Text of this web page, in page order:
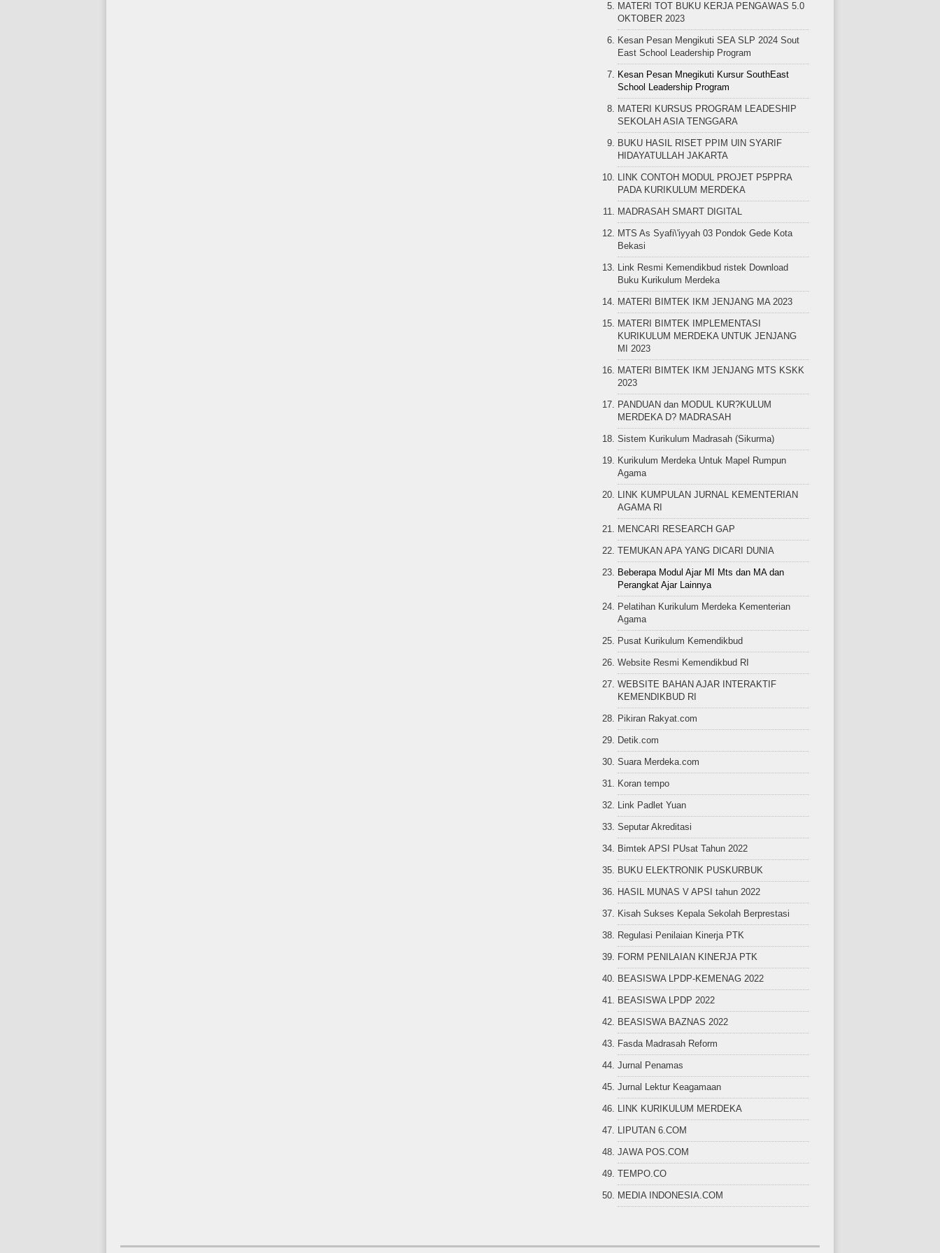
MATERI TOT BUKU KERJA PENGAWAS 5.0
OKTOBER 2023
Kesan Pesan Mengikuti SEA SLP 2024 Sout
East School Leadership Program
Kesan Pesan Mnegikuti Kursur SouthEast
School Leadership Program
MATERI KURSUS PROGRAM LEADESHIP
SEKOLAH ASIA TENGGARA
BUKU HASIL RISET PPIM UIN SYARIF
HIDAYATULLAH JAKARTA
LINK CONTOH MODUL PROJET P5PPRA
PADA KURIKULUM MERDEKA
MADRASAH SMART DIGITAL
MTS As Syafi\'iyyah 03 Pondok Gede Kota
Bekasi
Link Resmi Kemendikbud ristek Download
Buku Kurikulum Merdeka
MATERI BIMTEK IKM JENJANG MA 2023
MATERI BIMTEK IMPLEMENTASI
KURIKULUM MERDEKA UNTUK JENJANG
MI 2023
MATERI BIMTEK IKM JENJANG MTS KSKK
2023
PANDUAN dan MODUL KUR?KULUM
MERDEKA D? MADRASAH
Sistem Kurikulum Madrasah (Sikurma)
Kurikulum Merdeka Untuk Mapel Rumpun
Agama
LINK KUMPULAN JURNAL KEMENTERIAN
AGAMA RI
MENCARI RESEARCH GAP
TEMUKAN APA YANG DICARI DUNIA
Beberapa Modul Ajar MI Mts dan MA dan
Perangkat Ajar Lainnya
Pelatihan Kurikulum Merdeka Kementerian
Agama
Pusat Kurikulum Kemendikbud
Website Resmi Kemendikbud RI
WEBSITE BAHAN AJAR INTERAKTIF
KEMENDIKBUD RI
Pikiran Rakyat.com
Detik.com
Suara Merdeka.com
Koran tempo
Link Padlet Yuan
Seputar Akreditasi
Bimtek APSI PUsat Tahun 2022
BUKU ELEKTRONIK PUSKURBUK
HASIL MUNAS V APSI tahun 2022
Kisah Sukses Kepala Sekolah Berprestasi
Regulasi Penilaian Kinerja PTK
FORM PENILAIAN KINERJA PTK
BEASISWA LPDP-KEMENAG 2022
BEASISWA LPDP 2022
BEASISWA BAZNAS 2022
Fasda Madrasah Reform
Jurnal Penamas
Jurnal Lektur Keagamaan
LINK KURIKULUM MERDEKA
LIPUTAN 6.COM
JAWA POS.COM
TEMPO.CO
MEDIA INDONESIA.COM